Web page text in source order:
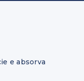
e absorva